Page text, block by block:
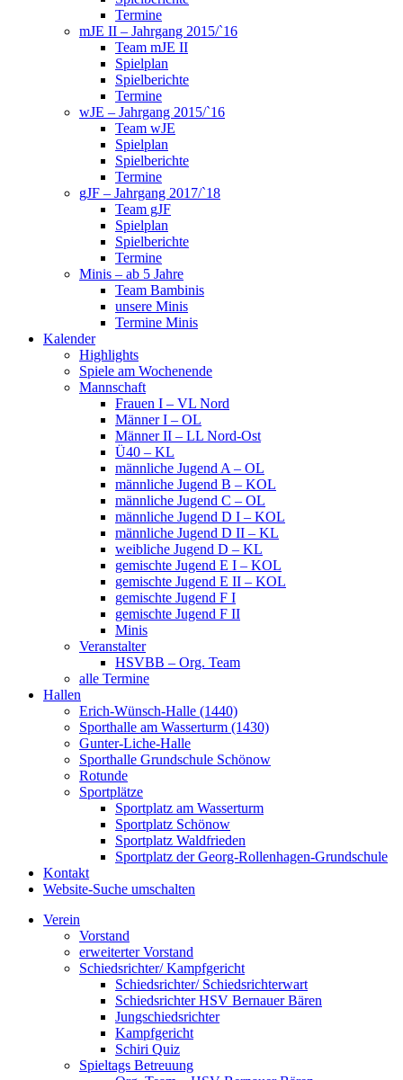
Termine
mJE II – Jahrgang 2015/`16
Team mJE II
Spielplan
Spielberichte
Termine
wJE – Jahrgang 2015/`16
Team wJE
Spielplan
Spielberichte
Termine
gJF – Jahrgang 2017/`18
Team gJF
Spielplan
Spielberichte
Termine
Minis – ab 5 Jahre
Team Bambinis
unsere Minis
Termine Minis
Kalender
Highlights
Spiele am Wochenende
Mannschaft
Frauen I – VL Nord
Männer I – OL
Männer II – LL Nord-Ost
Ü40 – KL
männliche Jugend A – OL
männliche Jugend B – KOL
männliche Jugend C – OL
männliche Jugend D I – KOL
männliche Jugend D II – KL
weibliche Jugend D – KL
gemischte Jugend E I – KOL
gemischte Jugend E II – KOL
gemischte Jugend F I
gemischte Jugend F II
Minis
Veranstalter
HSVBB – Org. Team
alle Termine
Hallen
Erich-Wünsch-Halle (1440)
Sporthalle am Wasserturm (1430)
Gunter-Liche-Halle
Sporthalle Grundschule Schönow
Rotunde
Sportplätze
Sportplatz am Wasserturm
Sportplatz Schönow
Sportplatz Waldfrieden
Sportplatz der Georg-Rollenhagen-Grundschule
Kontakt
Website-Suche umschalten
Verein
Vorstand
erweiterter Vorstand
Schiedsrichter/ Kampfgericht
Schiedsrichter/ Schiedsrichterwart
Schiedsrichter HSV Bernauer Bären
Jungschiedsrichter
Kampfgericht
Schiri Quiz
Spieltags Betreuung